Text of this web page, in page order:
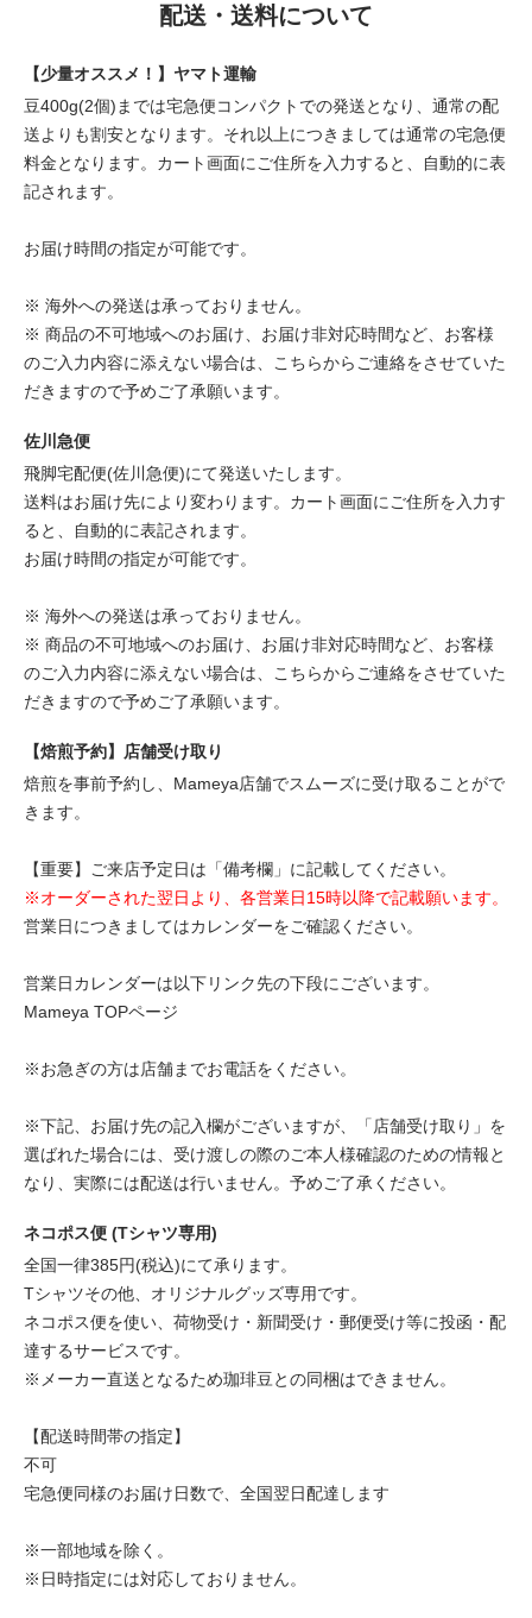
配送・送料について
【少量オススメ！】ヤマト運輸
豆400g(2個)までは宅急便コンパクトでの発送となり、通常の配
送よりも割安となります。それ以上につきましては通常の宅急便
料金となります。カート画面にご住所を入力すると、自動的に表
記されます。
お届け時間の指定が可能です。
※ 海外への発送は承っておりません。
※ 商品の不可地域へのお届け、お届け非対応時間など、お客様
のご入力内容に添えない場合は、こちらからご連絡をさせていた
だきますので予めご了承願います。
佐川急便
飛脚宅配便(佐川急便)にて発送いたします。
送料はお届け先により変わります。カート画面にご住所を入力す
ると、自動的に表記されます。
お届け時間の指定が可能です。
※ 海外への発送は承っておりません。
※ 商品の不可地域へのお届け、お届け非対応時間など、お客様
のご入力内容に添えない場合は、こちらからご連絡をさせていた
だきますので予めご了承願います。
【焙煎予約】店舗受け取り
焙煎を事前予約し、Mameya店舗でスムーズに受け取ることがで
きます。
【重要】ご来店予定日は「備考欄」に記載してください。
※オーダーされた翌日より、各営業日15時以降で記載願います。
営業日につきましてはカレンダーをご確認ください。
営業日カレンダーは以下リンク先の下段にございます。
Mameya TOPページ
※お急ぎの方は店舗までお電話をください。
※下記、お届け先の記入欄がございますが、「店舗受け取り」を
選ばれた場合には、受け渡しの際のご本人様確認のための情報と
なり、実際には配送は行いません。予めご了承ください。
ネコポス便 (Tシャツ専用)
全国一律385円(税込)にて承ります。
Tシャツその他、オリジナルグッズ専用です。
ネコポス便を使い、荷物受け・新聞受け・郵便受け等に投函・配
達するサービスです。
※メーカー直送となるため珈琲豆との同梱はできません。
【配送時間帯の指定】
不可
宅急便同様のお届け日数で、全国翌日配達します
※一部地域を除く。
※日時指定には対応しておりません。